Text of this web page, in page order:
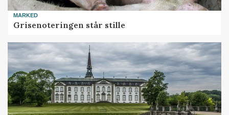
MARKED
Grisenoteringen står stille